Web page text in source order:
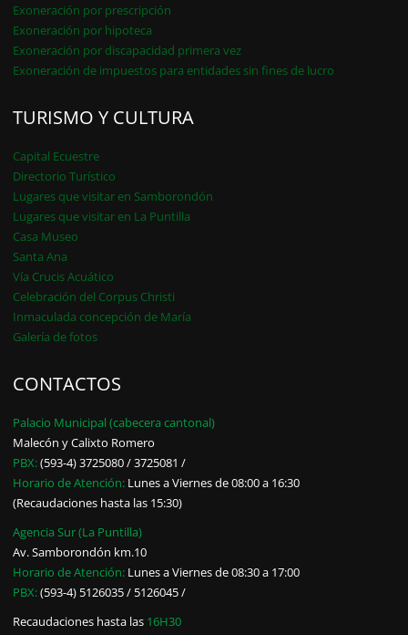
Exoneración por prescripción
Exoneración por hipoteca
Exoneración por discapacidad primera vez
Exoneración de impuestos para entidades sin fines de lucro
TURISMO Y CULTURA
Capital Ecuestre
Directorio Turístico
Lugares que visitar en Samborondón
Lugares que visitar en La Puntilla
Casa Museo
Santa Ana
Vía Crucis Acuático
Celebración del Corpus Christi
Inmaculada concepción de María
Galería de fotos
CONTACTOS
Palacio Municipal (cabecera cantonal)
Malecón y Calixto Romero
PBX:(593-4) 3725080 / 3725081 /
Horario de Atención: Lunes a Viernes de 08:00 a 16:30
(Recaudaciones hasta las 15:30)
Agencia Sur (La Puntilla)
Av. Samborondón km.10
Horario de Atención: Lunes a Viernes de 08:30 a 17:00
PBX:(593-4) 5126035 / 5126045 /
Recaudaciones hasta las 16H30